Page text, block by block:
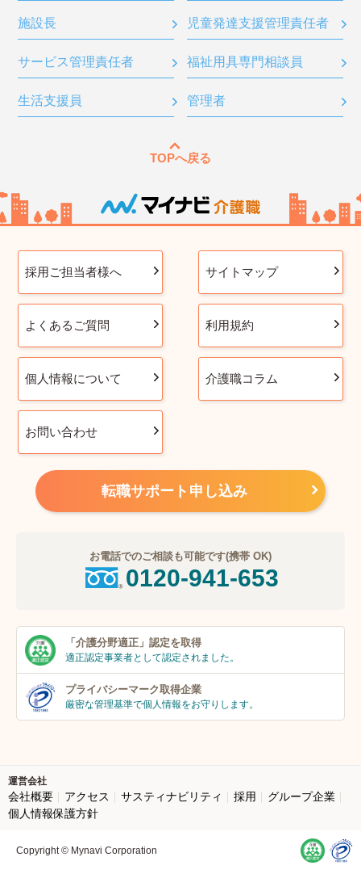
施設長 児童発達支援管理責任者
サービス管理責任者 福祉用具専門相談員
生活支援員 管理者
TOPへ戻る
採用ご担当者様へ サイトマップ
よくあるご質問 利用規約
個人情報について 介護職コラム
お問い合わせ
転職サポート申し込み
お電話でのご相談も可能です(携帯 OK)
0120-941-653
「介護分野適正」 認定を取得
適正認定事業者として認定されました。
プライバシーマーク取得企業
厳密な管理基準で個人情報をお守りします。
運営会社
会社概要 アクセス サスティナビリティ 採用
グループ企業
個人情報保護方針
Copyright © Mynavi Corporation